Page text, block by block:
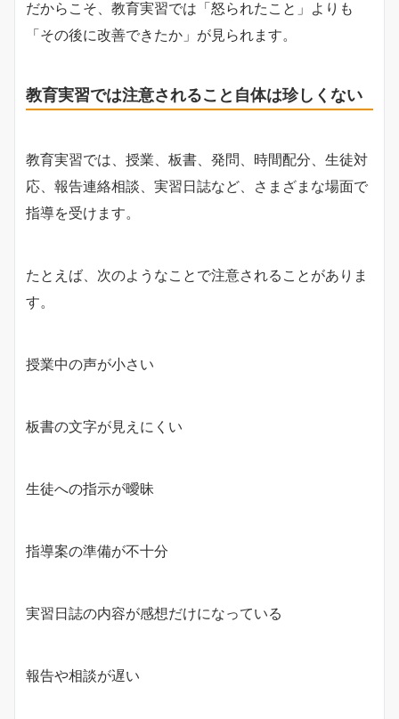
だからこそ、教育実習では「怒られたこと」よりも
「その後に改善できたか」が見られます。
教育実習では注意されること自体は珍しくない
教育実習では、授業、板書、発問、時間配分、生徒対
応、報告連絡相談、実習日誌など、さまざまな場面で
指導を受けます。
たとえば、次のようなことで注意されることがありま
す。
授業中の声が小さい
板書の文字が見えにくい
生徒への指示が曖昧
指導案の準備が不十分
実習日誌の内容が感想だけになっている
報告や相談が遅い